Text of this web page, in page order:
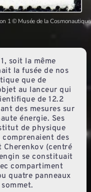
1 © Musée de la Cosmonautique
soit la même
la fusée de nos
que de
au lanceur qui
de 12.2
des mesures sur
énergie. Ses
de physique
comprenaient des
(centré
se constituait
compartiment
quatre panneaux